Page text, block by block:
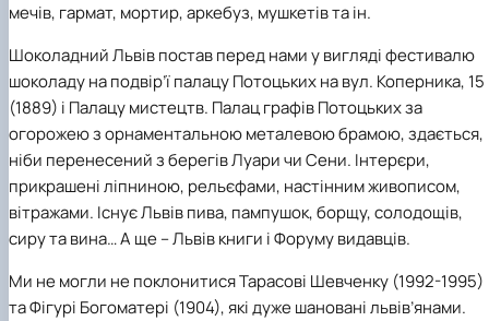
мечів, гармат, мортир, аркебуз, мушкетів та ін.
Шоколадний Львів постав перед нами у вигляді фестивалю
шоколаду на подвір’ї палацу Потоцьких на вул. Коперника, 15
(1889) і Палацу мистецтв. Палац графів Потоцьких за
огорожею з орнаментальною металевою брамою, здається,
ніби перенесений з берегів Луари чи Сени. Інтерєри,
прикрашені ліпниною, рельєфами, настінним живописом,
вітражами. Існує Львів пива, пампушок, борщу, солодощів,
сиру та вина… А ще – Львів книги і Форуму видавців.
Ми не могли не поклонитися Тарасові Шевченку (1992-1995)
та Фігурі Богоматері (1904), які дуже шановані львів’янами.